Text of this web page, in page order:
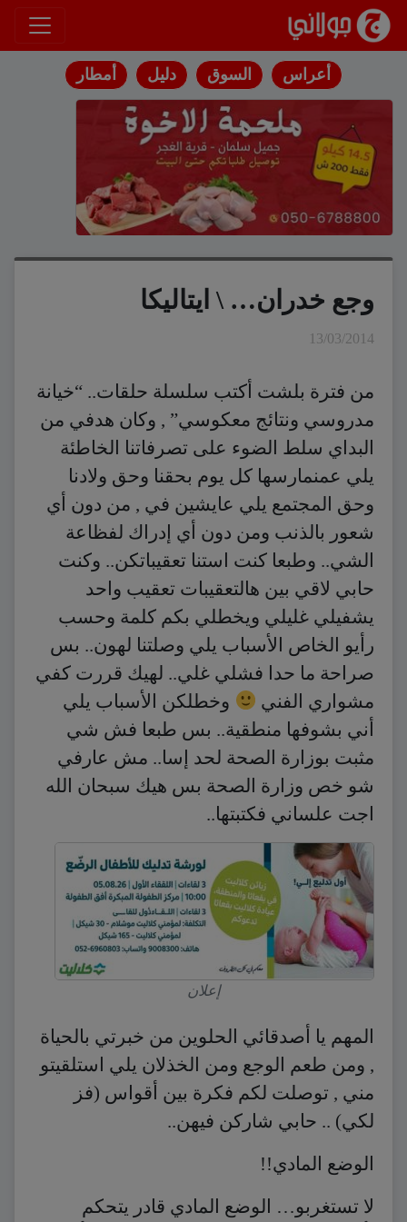
انتقل إلى المحتوى
أعراس السوق دليل أمطار
وجع خدران… \ ايتاليكا
13/03/2014
من فترة بلشت أكتب سلسلة حلقات.. “خيانة
مدروسي ونتائج معكوسي” , وكان هدفي من
البداي سلط الضوء على تصرفاتنا الخاطئة
يلي عمنمارسها كل يوم بحقنا وحق وﻻدنا
وحق المجتمع يلي عايشين في , من دون أي
شعور بالذنب ومن دون أي إدراك لفظاعة
الشي.. وطبعا كنت استنا تعقيباتكن.. وكنت
حابي لاقي بين هالتعقيبات تعقيب واحد
يشفيلي غليلي ويخطلي بكم كلمة وحسب
رأيو الخاص الأسباب يلي وصلتنا لهون.. بس
صراحة ما حدا فشلي غلي.. لهيك قررت كفي
مشواري الفني
وخطلكن الأسباب يلي
أني بشوفها منطقية.. بس طبعا فش شي
مثبت بوزارة الصحة لحد إسا.. مش عارفي
شو خص وزارة الصحة بس هيك سبحان الله
اجت علساني فكتبتها..
إعلان
المهم يا أصدقائي الحلوين من خبرتي بالحياة
, ومن طعم الوجع ومن الخذلان يلي استلقيتو
مني , توصلت لكم فكرة بين أقواس (فز
لكي) .. حابي شاركن فيهن..
الوضع المادي!!
لا تستغربو… الوضع المادي قادر يتحكم